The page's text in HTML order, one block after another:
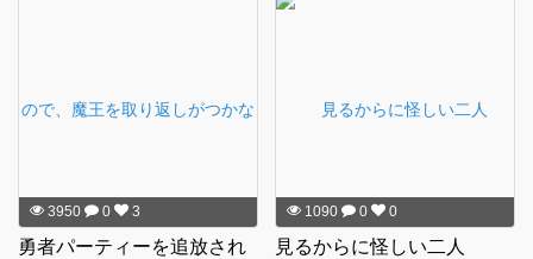
3950 0 3
勇者パーティーを追放され
1090 0 0
見るからに怪しい二人